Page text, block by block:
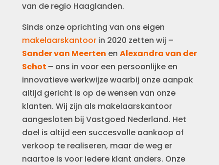
van de regio Haaglanden.
Sinds onze oprichting van ons eigen
makelaarskantoorin 2020 zetten wij –
Sander van Meerten en Alexandra van der
Schot – ons in voor een persoonlijke en
innovatieve werkwijze waarbij onze aanpak
altijd gericht is op de wensen van onze
klanten. Wij zijn als makelaarskantoor
aangesloten bij Vastgoed Nederland. Het
doel is altijd een succesvolle aankoop of
verkoop te realiseren, maar de weg er
naartoe is voor iedere klant anders. Onze